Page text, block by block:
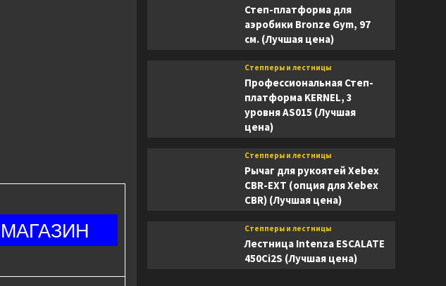
Степ-платформа для
аэробики Bronze Gym, 97
см. (Лучшая цена)
Степперы и лестницы
Профессиональная Степ-
платформа KERNEL, 3
уровня AS015 (Лучшая
цена)
Степперы и лестницы
Рычаг для рукоятей Xebex
CBR-EXT (опция для Xebex
CBR) (Лучшая цена)
Степперы и лестницы
Лестница Intenza ESCALATE
450Ci2S (Лучшая цена)